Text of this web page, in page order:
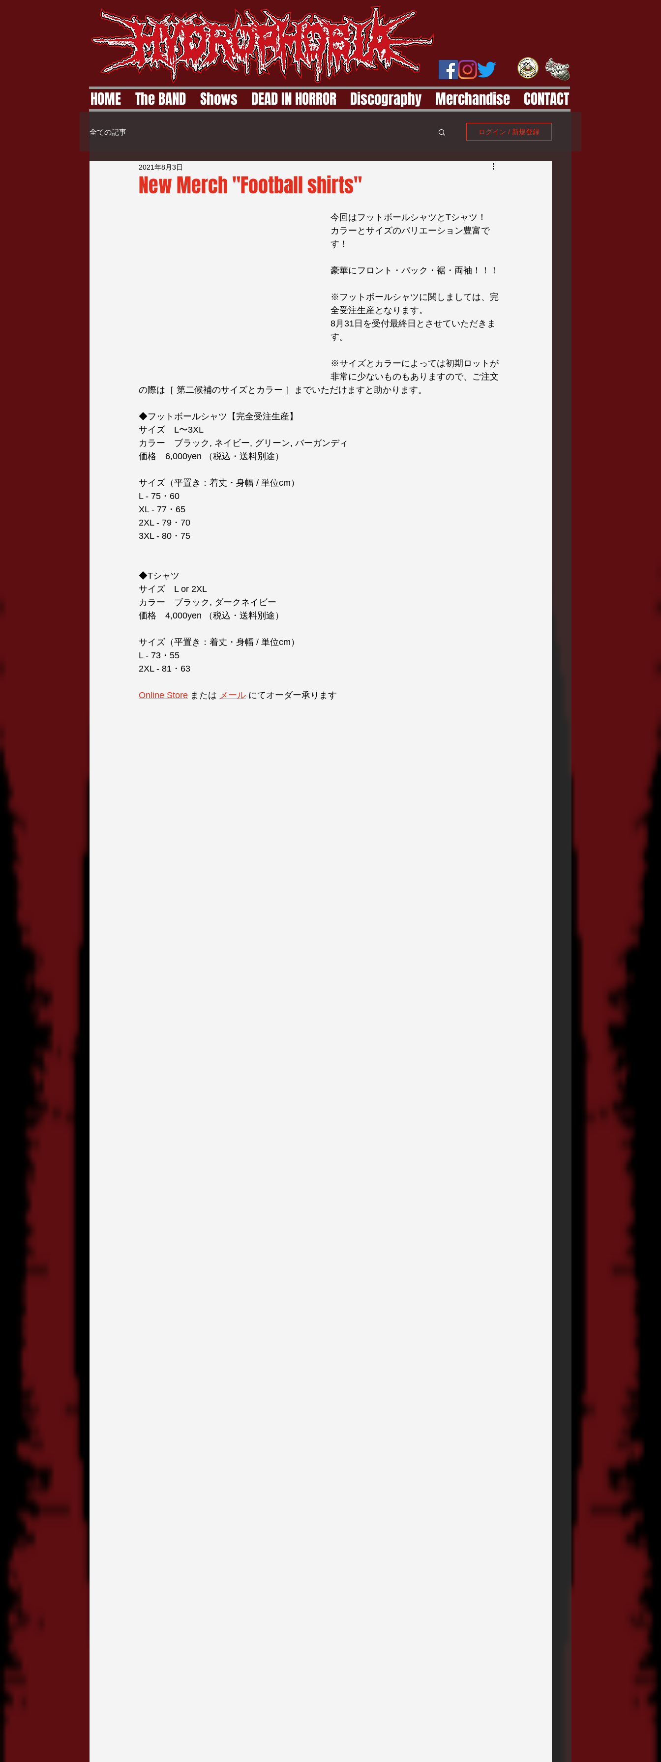
HOME The BAND Shows DEAD IN HORROR Discography Merchandise CONTACT
全ての記事 ログイン / 新規登録
New Merch "Football shirts"
2021年8月3日
今回はフットボールシャツとTシャツ！
カラーとサイズのバリエーション豊富で
す！
豪華にフロント・バック・裾・両袖！！！
※フットボールシャツに関しましては、完
全受注生産となります。
8月31日を受付最終日とさせていただきま
す。
※サイズとカラーによっては初期ロットが
非常に少ないものもありますので、ご注文
の際は［ 第二候補のサイズとカラー ］までいただけますと助かります。
◆フットボールシャツ【完全受注生産】
サイズ　L〜3XL
カラー　ブラック, ネイビー, グリーン, バーガンディ
価格　6,000yen （税込・送料別途）
サイズ（平置き：着丈・身幅 / 単位cm）
L - 75・60
XL - 77・65
2XL - 79・70
3XL - 80・75
◆Tシャツ
サイズ　L or 2XL
カラー　ブラック, ダークネイビー
価格　4,000yen （税込・送料別途）
サイズ（平置き：着丈・身幅 / 単位cm）
L - 73・55
2XL - 81・63
Online Store または メール にてオーダー承ります